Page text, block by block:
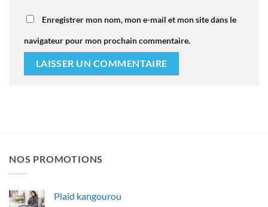
Enregistrer mon nom, mon e-mail et mon site dans le
navigateur pour mon prochain commentaire.
NOS PROMOTIONS
Plaid kangourou